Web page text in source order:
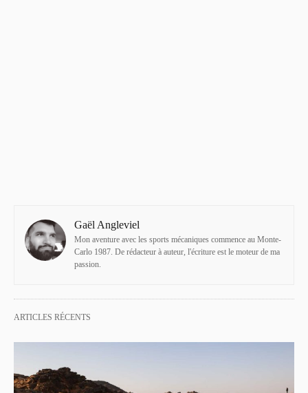
Gaël Angleviel
Mon aventure avec les sports mécaniques commence au Monte-
Carlo 1987. De rédacteur à auteur, l'écriture est le moteur de ma
passion.
ARTICLES RÉCENTS